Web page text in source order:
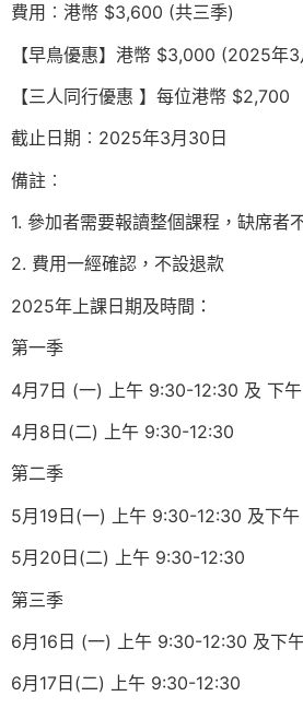
費用︰港幣 $3,600 (共三季)
【早鳥優惠】港幣 $3,000 (2025年
【三人同行優惠 】每位港幣 $2,700
截止日期︰2025年3月30日
備註︰
1. 參加者需要報讀整個課程，缺席者
2. 費用一經確認，不設退款
2025年上課日期及時間：
第一季
4月7日 (一) 上午 9:30-12:30 及 下
4月8日(二) 上午 9:30-12:30
第二季
5月19日(一) 上午 9:30-12:30 及下
5月20日(二) 上午 9:30-12:30
第三季
6月16日 (一) 上午 9:30-12:30 及下
6月17日(二) 上午 9:30-12:30